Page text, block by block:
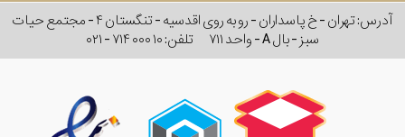
آدرس: تهران - خ پاسداران - رو به روی اقدسیه - تنگستان ۴ - مجتمع حیات
سبز - بال A - واحد ۷۱۱
تلفن:۰۲۱ - ۷۱۴ ۰۰۰ ۱۰